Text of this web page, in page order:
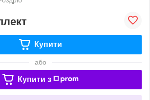
Купити
або
Купити з